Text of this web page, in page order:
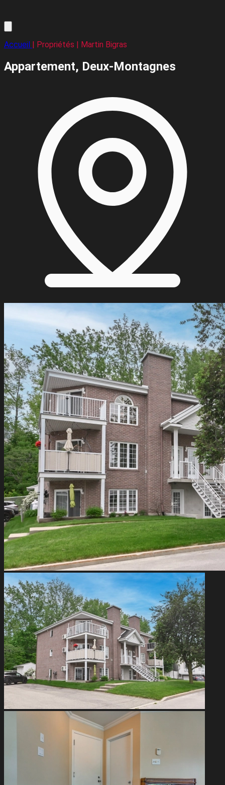
Accueil | Propriétés | Martin Bigras
Appartement, Deux-Montagnes